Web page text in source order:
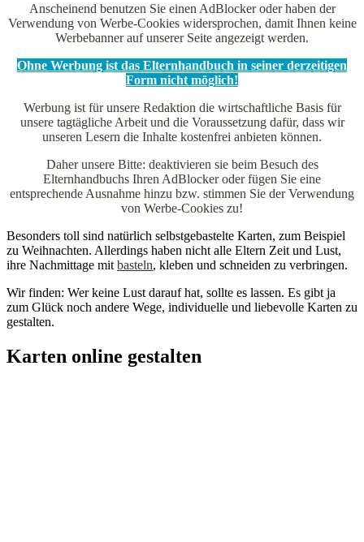
Anscheinend benutzen Sie einen AdBlocker oder haben der
Verwendung von Werbe-Cookies widersprochen, damit Ihnen keine
Werbebanner auf unserer Seite angezeigt werden.
Ohne Werbung ist das Elternhandbuch in seiner derzeitigen
Form nicht möglich!
Werbung ist für unsere Redaktion die wirtschaftliche Basis für
unsere tagtägliche Arbeit und die Voraussetzung dafür, dass wir
unseren Lesern die Inhalte kostenfrei anbieten können.
Daher unsere Bitte: deaktivieren sie beim Besuch des
Elternhandbuchs Ihren AdBlocker oder fügen Sie eine
entsprechende Ausnahme hinzu bzw. stimmen Sie der Verwendung
von Werbe-Cookies zu!
Besonders toll sind natürlich selbstgebastelte Karten, zum Beispiel
zu Weihnachten. Allerdings haben nicht alle Eltern Zeit und Lust,
ihre Nachmittage mit basteln, kleben und schneiden zu verbringen.
Wir finden: Wer keine Lust darauf hat, sollte es lassen. Es gibt ja
zum Glück noch andere Wege, individuelle und liebevolle Karten zu
gestalten.
Karten online gestalten